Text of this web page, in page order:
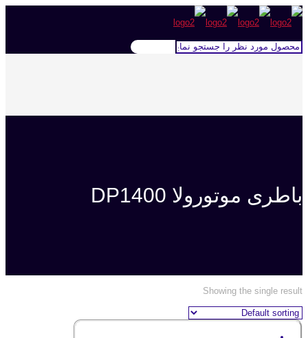
باطری موتورولا DP1400
Showing the single result